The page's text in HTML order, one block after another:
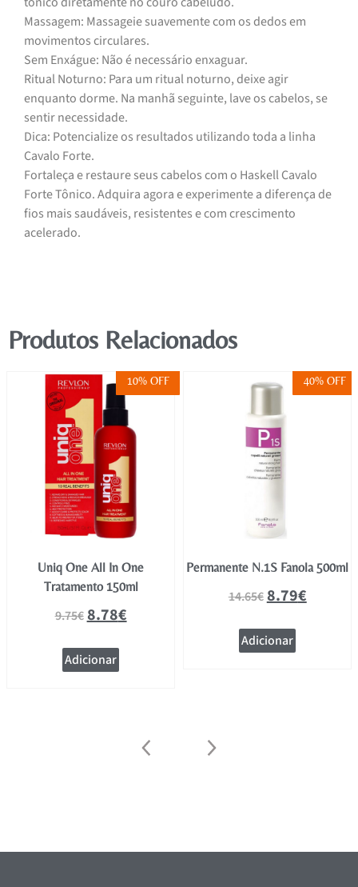
Massagem: Massageie suavemente com os dedos em
movimentos circulares.
Sem Enxágue: Não é necessário enxaguar.
Ritual Noturno: Para um ritual noturno, deixe agir
enquanto dorme. Na manhã seguinte, lave os cabelos, se
sentir necessidade.
Dica: Potencialize os resultados utilizando toda a linha
Cavalo Forte.
Fortaleça e restaure seus cabelos com o Haskell Cavalo
Forte Tônico. Adquira agora e experimente a diferença de
fios mais saudáveis, resistentes e com crescimento
acelerado.
Produtos Relacionados
10% OFF
Uniq One All In One
Tratamento 150ml
9.75€8.78€
Adicionar
40% OFF
Permanente N.1S Fanola 500ml
14.65€8.79€
Adicionar